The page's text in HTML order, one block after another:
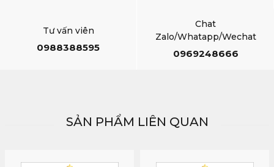
Tư vấn viên
0988388595
Chat
Zalo/Whatapp/Wechat
0969248666
SẢN PHẨM LIÊN QUAN